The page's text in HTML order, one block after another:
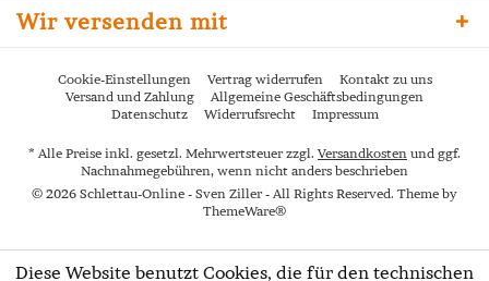
Wir versenden mit
Cookie-Einstellungen Vertrag widerrufen
Kontakt zu uns
Versand und Zahlung
Allgemeine Geschäftsbedingungen
Datenschutz
Widerrufsrecht Impressum
* Alle Preise inkl. gesetzl. Mehrwertsteuer zzgl. Versandkosten und ggf.
Nachnahmegebühren, wenn nicht anders beschrieben
© 2026 Schlettau-Online - Sven Ziller - All Rights Reserved. Theme by
ThemeWare®
Diese Website benutzt Cookies, die für den technischen